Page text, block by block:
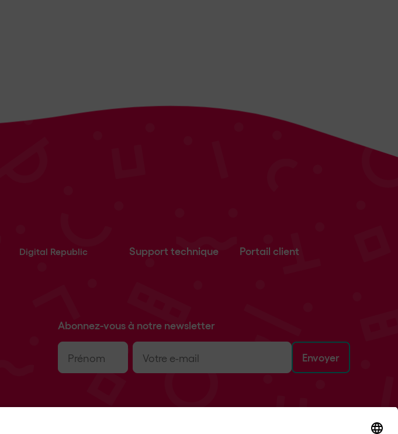
Digital Republic Support technique Portail client
Abonnez-vous à notre newsletter
Prénom (Nécessaire) E-
mail(Nécessaire)